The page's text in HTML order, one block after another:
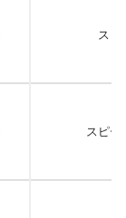
スピ
スピー